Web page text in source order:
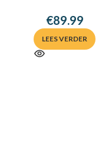
€89.99
LEES VERDER